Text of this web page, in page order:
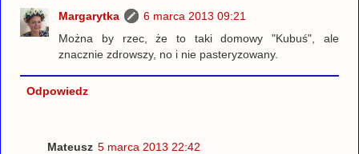
Margarytka
6 marca 2013 09:21
Można by rzec, że to taki domowy "Kubuś", ale
znacznie zdrowszy, no i nie pasteryzowany.
Odpowiedz
Mateusz 5 marca 2013 22:42